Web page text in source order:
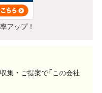
アップ！
集・ご提案で「この会社